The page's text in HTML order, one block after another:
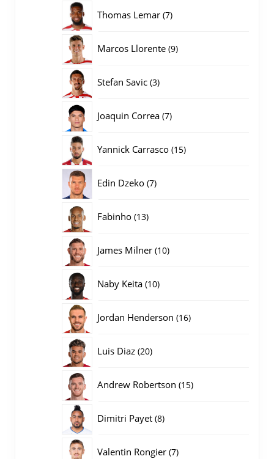
Thomas Lemar 77
Marcos Llorente 99
Stefan Savic 33
Joaquin Correa 77
Yannick Carrasco 1515
Edin Dzeko 77
Fabinho 1313
James Milner 1010
Naby Keita 1010
Jordan Henderson 1616
Luis Diaz 2020
Andrew Robertson 1515
Dimitri Payet 88
Valentin Rongier 77